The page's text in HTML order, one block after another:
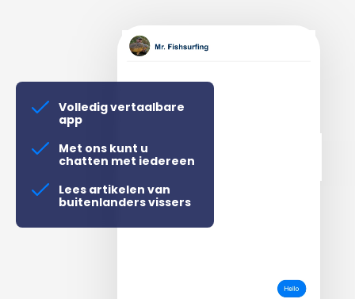
Volledig vertaalbare
app
Met ons kunt u
chatten met iedereen
Lees artikelen van
buitenlanders vissers